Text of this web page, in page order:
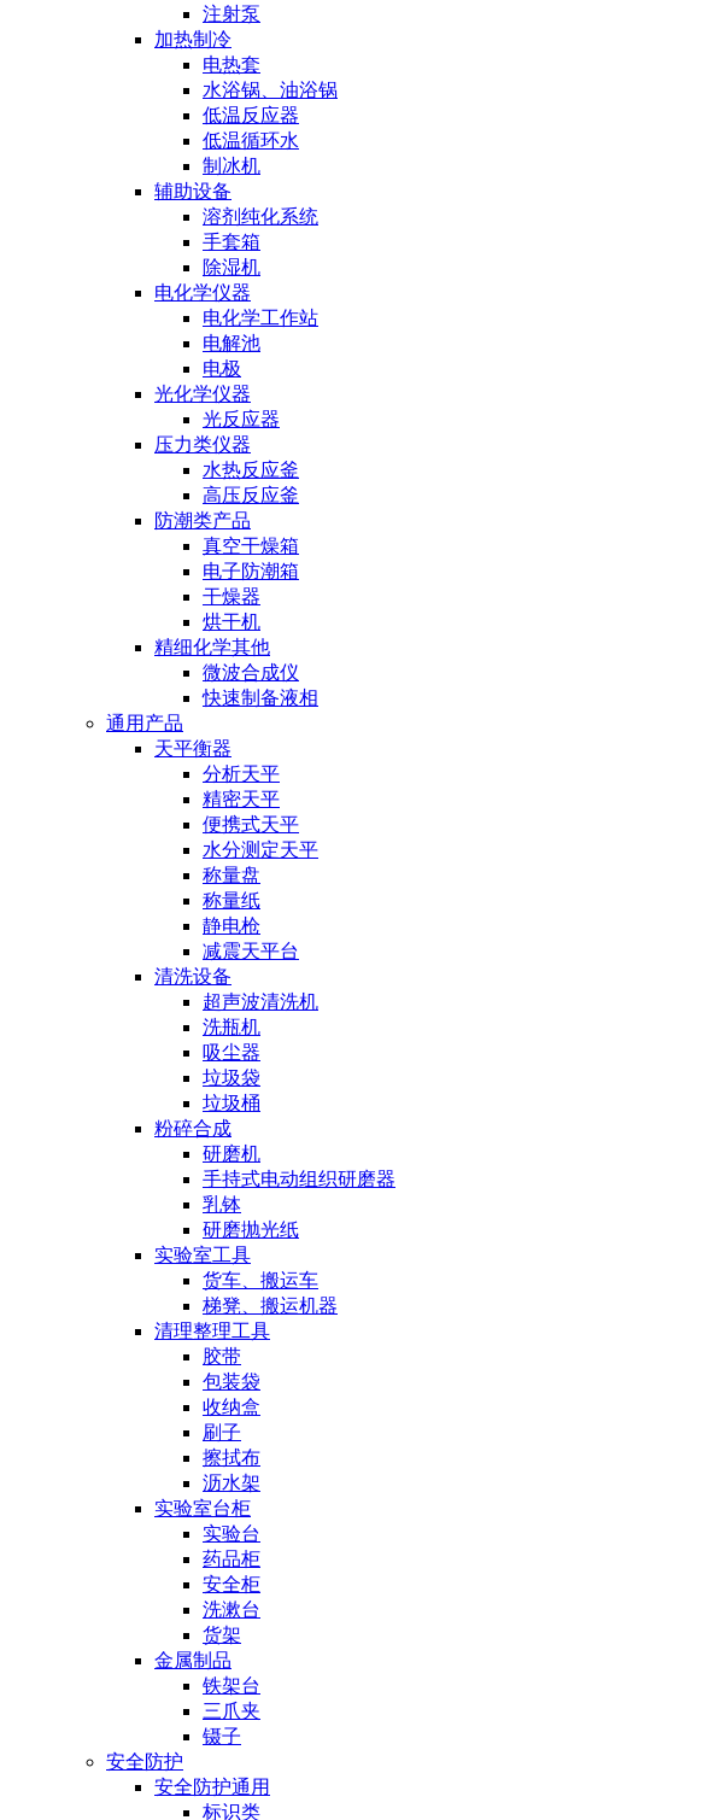
注射泵
加热制冷
电热套
水浴锅、油浴锅
低温反应器
低温循环水
制冰机
辅助设备
溶剂纯化系统
手套箱
除湿机
电化学仪器
电化学工作站
电解池
电极
光化学仪器
光反应器
压力类仪器
水热反应釜
高压反应釜
防潮类产品
真空干燥箱
电子防潮箱
干燥器
烘干机
精细化学其他
微波合成仪
快速制备液相
通用产品
天平衡器
分析天平
精密天平
便携式天平
水分测定天平
称量盘
称量纸
静电枪
减震天平台
清洗设备
超声波清洗机
洗瓶机
吸尘器
垃圾袋
垃圾桶
粉碎合成
研磨机
手持式电动组织研磨器
乳钵
研磨抛光纸
实验室工具
货车、搬运车
梯凳、搬运机器
清理整理工具
胶带
包装袋
收纳盒
刷子
擦拭布
沥水架
实验室台柜
实验台
药品柜
安全柜
洗漱台
货架
金属制品
铁架台
三爪夹
镊子
安全防护
安全防护通用
标识类